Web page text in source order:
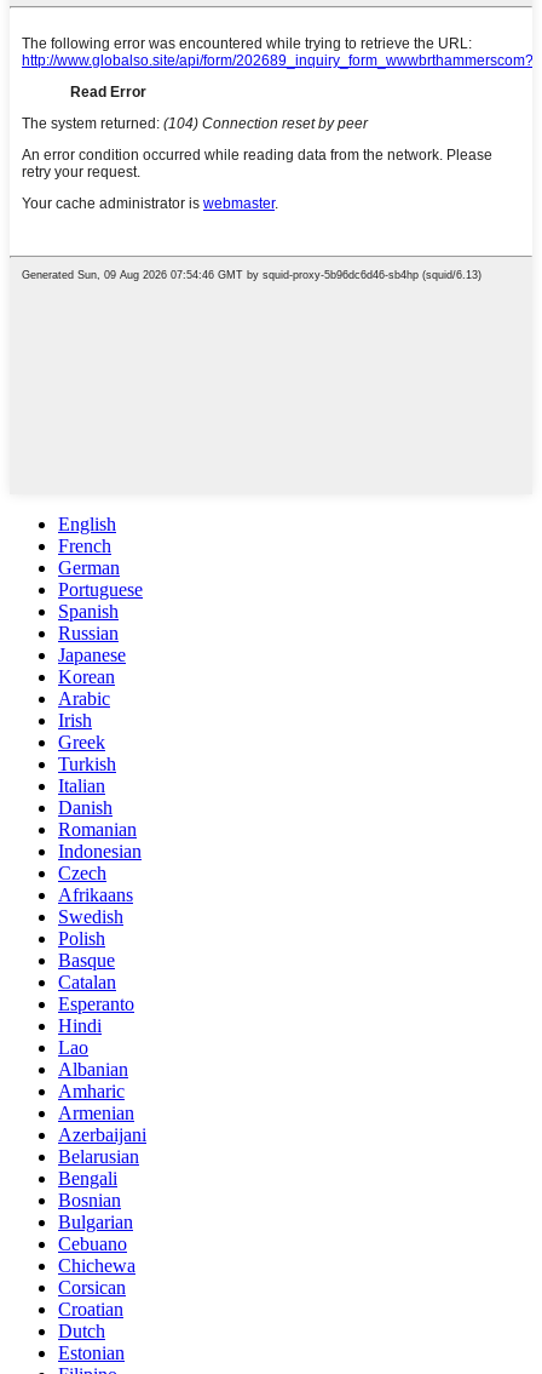
English
French
German
Portuguese
Spanish
Russian
Japanese
Korean
Arabic
Irish
Greek
Turkish
Italian
Danish
Romanian
Indonesian
Czech
Afrikaans
Swedish
Polish
Basque
Catalan
Esperanto
Hindi
Lao
Albanian
Amharic
Armenian
Azerbaijani
Belarusian
Bengali
Bosnian
Bulgarian
Cebuano
Chichewa
Corsican
Croatian
Dutch
Estonian